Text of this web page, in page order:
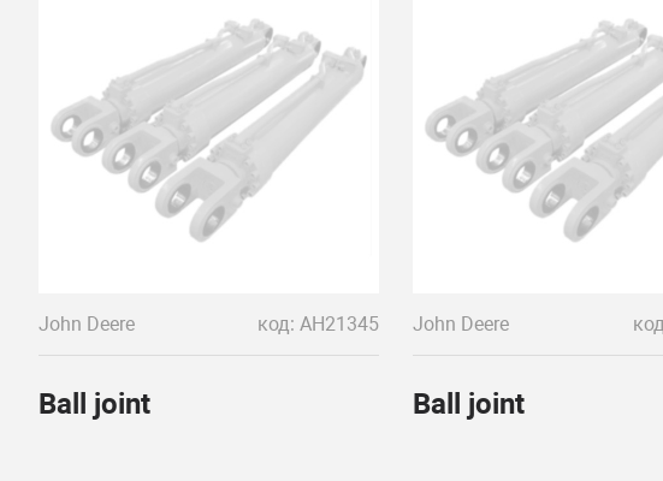
John Deere код: AH21345
Ball joint
John Deere
Ball joint